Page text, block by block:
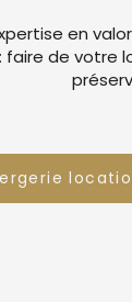
en
faire de votre